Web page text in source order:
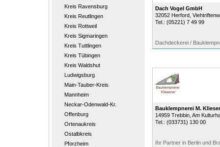
Kreis Ravensburg
Kreis Reutlingen
Kreis Rottweil
Kreis Sigmaringen
Kreis Tuttlingen
Kreis Tübingen
Kreis Waldshut
Ludwigsburg
Main-Tauber-Kreis
Mannheim
Neckar-Odenwald-Kr.
Offenburg
Ortenaukreis
Ostalbkreis
Pforzheim
Dach Vogel GmbH
32052 Herford,
Tel.: (05221) 7 49 99
Dachdeckerei /
Bauklempnerei M.
14959 Trebbin, Am
Tel.: (033731) 130 00
Ihr Partner in Berlin und